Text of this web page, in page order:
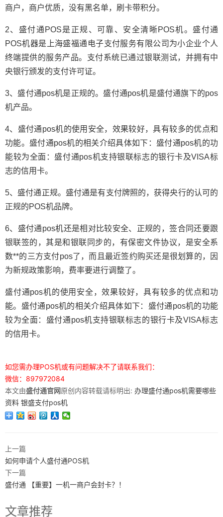
商户，商户优质，没有黑名单，刷卡带积分。
2、盛付通POS是正规、可靠、安全清晰POS机。盛付通
POS机器是上海盛福通电子支付服务有限公司为小企业个人
终端提供的服务产品。支付系统已通过银联测试，并拥有中
央银行颁发的支付许可证。
3、盛付通pos机是正规的。盛付通pos机是盛付通旗下的pos
机产品。
4、盛付通pos机的使用安全，效果较好，具有较多的优点和
功能。盛付通pos机的相关介绍具体如下：盛付通pos机的功
能较为全面：盛付通pos机支持银联标志的银行卡及VISA标
志的信用卡。
5、盛付通正规。盛付通是有支付牌照的，获得央行的认可的
正规的POS机品牌。
6、盛付通pos机还是相对比较安全、正规的，签合同还要跟
银联签的，其是和银联同步的，有保密文件协议，是安全系
数**的三方支付pos了，而且最近签约购买还是很划算的，因
为新规政策影响，费率要进行调整了。
盛付通pos机的使用安全，效果较好，具有较多的优点和功
能。盛付通pos机的相关介绍具体如下：盛付通pos机的功能
较为全面：盛付通pos机支持银联标志的银行卡及VISA标志
的信用卡。
如您需办理POS机或有问题解决不了请联系我们：
微信：897972084
本文由盛付通官网原创内容转载请标明出: 办理盛付通pos机需要哪些
资料 银盛支付pos机
上一篇
如何申请个人盛付通POS机
下一篇
盛付通 【重要】一机一商户会封卡？！
文章推荐